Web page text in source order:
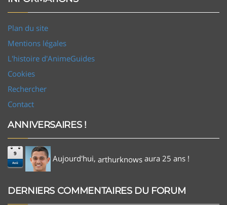
Plan du site
Mentions légales
L'histoire d'AnimeGuides
Cookies
Rechercher
Contact
ANNIVERSAIRES !
9
Aoû Aujourd'hui, arthurknows aura 25 ans !
DERNIERS COMMENTAIRES DU FORUM